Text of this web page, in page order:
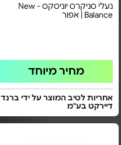
נעלי סניקרס יוניסקס - New
Balance | אפור
מחיר מיוחד
אחריות לטיב המוצר על ידי ברנד
דיירקט בע"מ